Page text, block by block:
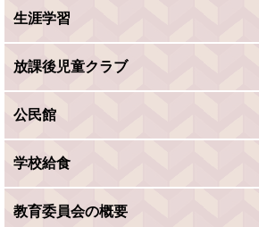
生涯学習
放課後児童クラブ
公民館
学校給食
教育委員会の概要